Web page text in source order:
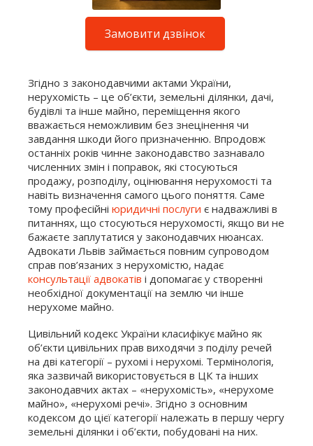
Замовити дзвінок
Згідно з законодавчими актами України,
нерухомість – це об’єкти, земельні ділянки, дачі,
будівлі та інше майно, переміщення якого
вважається неможливим без знецінення чи
завдання шкоди його призначенню. Впродовж
останніх років чинне законодавство зазнавало
численних змін і поправок, які стосуються
продажу, розподілу, оцінювання нерухомості та
навіть визначення самого цього поняття. Саме
тому професійні юридичні послуги є надважливі в
питаннях, що стосуються нерухомості, якщо ви не
бажаєте заплутатися у законодавчих нюансах.
Адвокати Львів займається повним супроводом
справ пов’язаних з нерухомістю, надає
консультації адвокатів і допомагає у створенні
необхідної документації на землю чи інше
нерухоме майно.
Цивільний кодекс України класифікує майно як
об’єкти цивільних прав виходячи з поділу речей
на дві категорії – рухомі і нерухомі. Термінологія,
яка зазвичай використовується в ЦК та інших
законодавчих актах – «нерухомість», «нерухоме
майно», «нерухомі речі». Згідно з основним
кодексом до цієї категорії належать в першу чергу
земельні ділянки і об’єкти, побудовані на них.